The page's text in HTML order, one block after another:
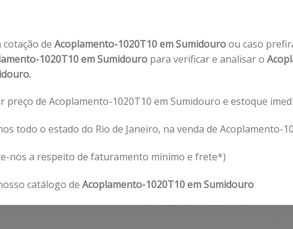
cotação de Acoplamento-1020T10 em Sumidouroou caso
1020T10 em Sumidouro para verificar e analisar o
preço de Acoplamento-1020T10 em Sumidouro e estoque
todo o estado do Rio de Janeiro, na venda de Acoplamento-
nos a respeito de faturamento mínimo e frete*)
catálogo de Acoplamento-1020T10 em Sumidouro